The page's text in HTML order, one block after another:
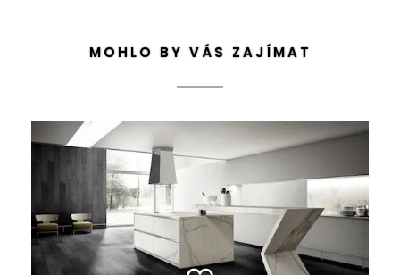
MOHLO BY VÁS ZAJÍMAT